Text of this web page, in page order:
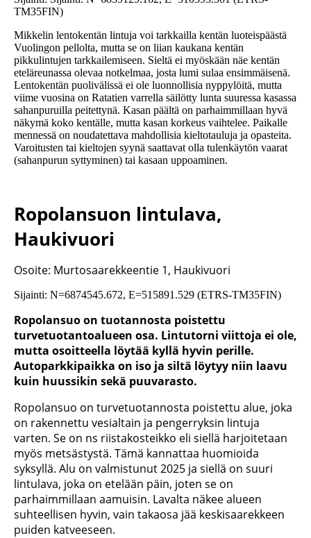
TM35FIN)
Mikkelin lentokentän lintuja voi tarkkailla kentän luoteispäästä
Vuolingon pellolta, mutta se on liian kaukana kentän
pikkulintujen tarkkailemiseen. Sieltä ei myöskään näe kentän
eteläreunassa olevaa notkelmaa, josta lumi sulaa ensimmäisenä.
Lentokentän puolivälissä ei ole luonnollisia nyppylöitä, mutta
viime vuosina on Ratatien varrella säilötty lunta suuressa kasassa
sahanpuruilla peitettynä. Kasan päältä on parhaimmillaan hyvä
näkymä koko kentälle, mutta kasan korkeus vaihtelee. Paikalle
mennessä on noudatettava mahdollisia kieltotauluja ja opasteita.
Varoitusten tai kieltojen syynä saattavat olla tulenkäytön vaarat
(sahanpurun syttyminen) tai kasaan uppoaminen.
Ropolansuon lintulava,
Haukivuori
Osoite: Murtosaarekkeentie 1, Haukivuori
Sijainti: N=6874545.672, E=515891.529 (ETRS-TM35FIN)
Ropolansuo on tuotannosta poistettu
turvetuotantoalueen osa. Lintutorni viittoja ei ole,
mutta osoitteella löytää kyllä hyvin perille.
Autoparkkipaikka on iso ja siltä löytyy niin laavu
kuin huussikin sekä puuvarasto.
Ropolansuo on turvetuotannosta poistettu alue, joka
on rakennettu vesialtain ja pengerryksin lintuja
varten. Se on ns riistakosteikko eli siellä harjoitetaan
myös metsästystä. Tämä kannattaa huomioida
syksyllä. Alu on valmistunut 2025 ja siellä on suuri
lintulava, joka on etelään päin, joten se on
parhaimmillaan aamuisin. Lavalta näkee alueen
suhteellisen hyvin, vain takaosa jää keskisaarekkeen
puiden katveeseen.